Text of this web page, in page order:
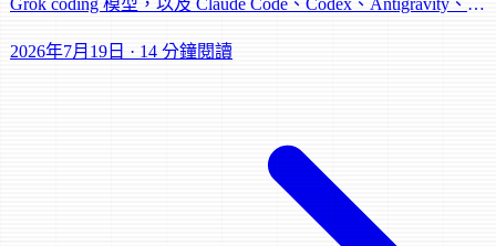
Grok coding 模型，以及 Claude Code、Codex、Antigravity、
2026年7月19日 · 14 分鐘閱讀